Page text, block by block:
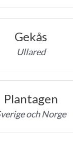
Gekås
Ullared
Plantagen
och Norge